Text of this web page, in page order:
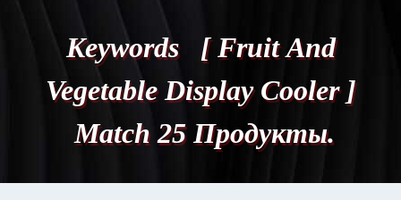
Keywords [ Fruit And
Vegetable Display Cooler ]
Match 25 Продукты.